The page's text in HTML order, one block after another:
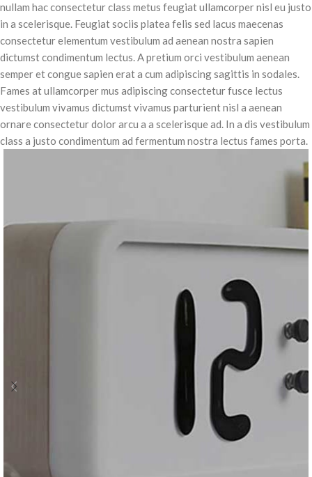
nullam hac consectetur class metus feugiat ullamcorper nisl eu justo
in a scelerisque. Feugiat sociis platea felis sed lacus maecenas
consectetur elementum vestibulum ad aenean nostra sapien
dictumst condimentum lectus. A pretium orci vestibulum aenean
semper et congue sapien erat a cum adipiscing sagittis in sodales.
Fames at ullamcorper mus adipiscing consectetur fusce lectus
vestibulum vivamus dictumst vivamus parturient nisl a aenean
ornare consectetur dolor arcu a a scelerisque ad. In a dis vestibulum
class a justo condimentum ad fermentum nostra lectus fames porta.